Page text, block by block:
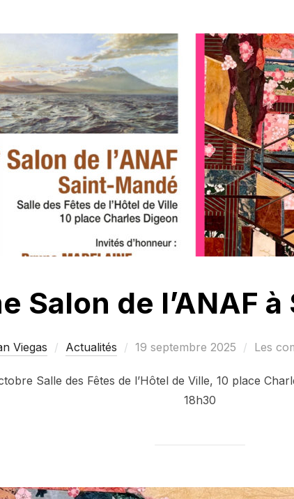
Salon de l’ANAF
Viegas Actualités
Publié
19 septembre 2025 Les
Salle des Fêtes de l’Hôtel de Ville, 10 place
18h30